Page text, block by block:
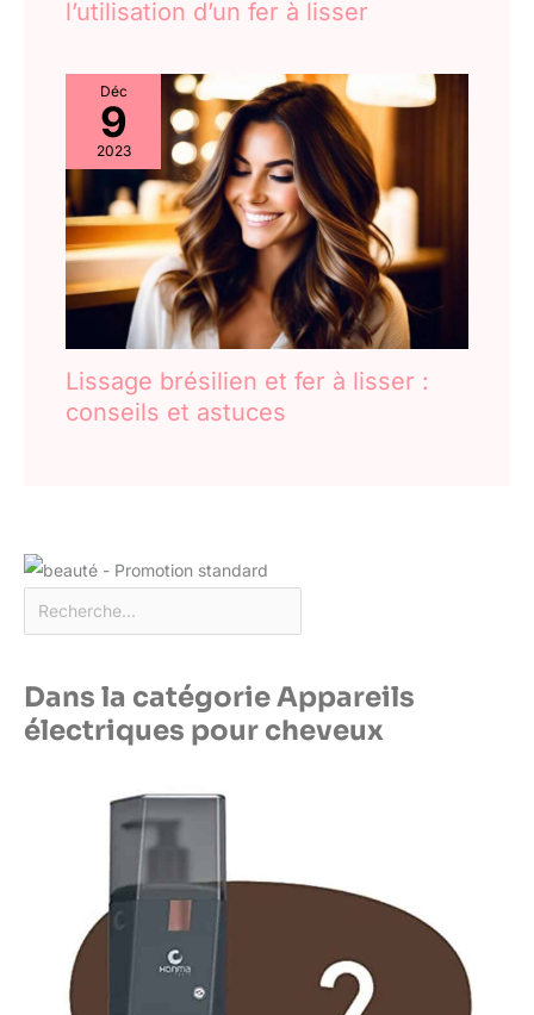
l’utilisation d’un fer à lisser
Déc
9
2023
Lissage brésilien et fer à lisser :
conseils et astuces
Dans la catégorie Appareils
électriques pour cheveux